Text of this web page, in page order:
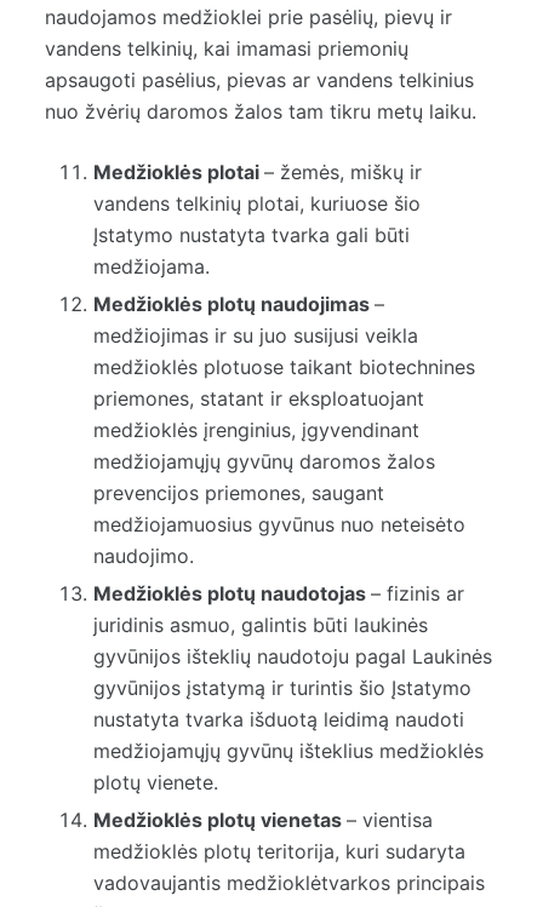
naudojamos medžioklei prie pasėlių, pievų ir
vandens telkinių, kai imamasi priemonių
apsaugoti pasėlius, pievas ar vandens telkinius
nuo žvėrių daromos žalos tam tikru metų laiku.
Medžioklės plotai – žemės, miškų ir
vandens telkinių plotai, kuriuose šio
Įstatymo nustatyta tvarka gali būti
medžiojama.
Medžioklės plotų naudojimas –
medžiojimas ir su juo susijusi veikla
medžioklės plotuose taikant biotechnines
priemones, statant ir eksploatuojant
medžioklės įrenginius, įgyvendinant
medžiojamųjų gyvūnų daromos žalos
prevencijos priemones, saugant
medžiojamuosius gyvūnus nuo neteisėto
naudojimo.
Medžioklės plotų naudotojas – fizinis ar
juridinis asmuo, galintis būti laukinės
gyvūnijos išteklių naudotoju pagal Laukinės
gyvūnijos įstatymą ir turintis šio Įstatymo
nustatyta tvarka išduotą leidimą naudoti
medžiojamųjų gyvūnų išteklius medžioklės
plotų vienete.
Medžioklės plotų vienetas – vientisa
medžioklės plotų teritorija, kuri sudaryta
vadovaujantis medžioklėtvarkos principais